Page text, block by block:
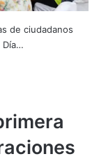
de ciudadanos
Día…